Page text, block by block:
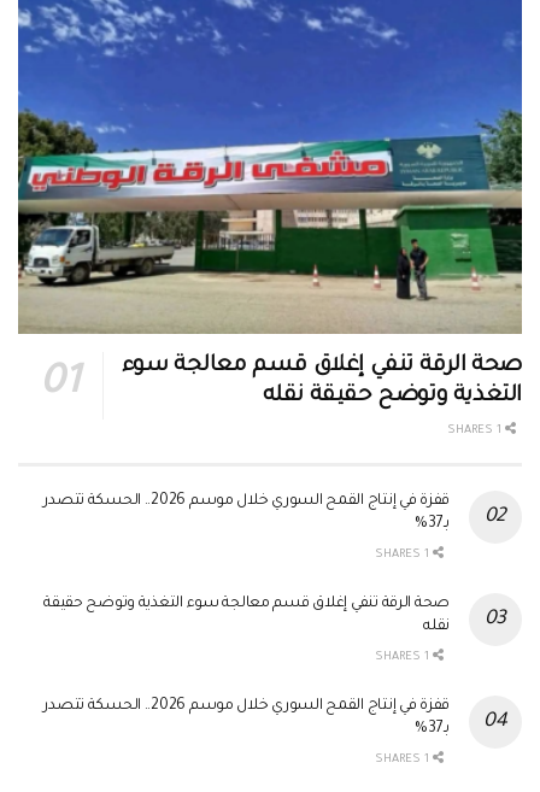
صحة الرقة تنفي إغلاق قسم معالجة سوء
التغذية وتوضح حقيقة نقله
قفزة في إنتاج القمح السوري خلال موسم 2026.. الحسكة تتصدر
بـ37%
صحة الرقة تنفي إغلاق قسم معالجة سوء التغذية وتوضح حقيقة
نقله
قفزة في إنتاج القمح السوري خلال موسم 2026.. الحسكة تتصدر
بـ37%